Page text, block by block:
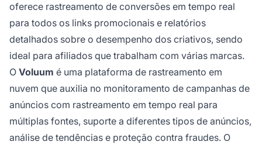
oferece rastreamento de conversões em tempo real
para todos os links promocionais e relatórios
detalhados sobre o desempenho dos criativos, sendo
ideal para afiliados que trabalham com várias marcas.
O Voluum é uma plataforma de rastreamento em
nuvem que auxilia no monitoramento de campanhas de
anúncios com rastreamento em tempo real para
múltiplas fontes, suporte a diferentes tipos de anúncios,
análise de tendências e proteção contra fraudes. O